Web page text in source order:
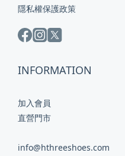
隱私權保護政策
INFORMATION
加入會員
直營門市
info@hthreeshoes.com